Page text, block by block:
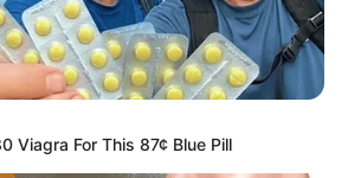
Viagra For This 87¢ Blue Pill